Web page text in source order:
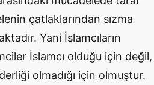
çatlaklarından sızma
Yani İslamcıların
İslamcı olduğu için değil,
olmadığı için olmuştur.